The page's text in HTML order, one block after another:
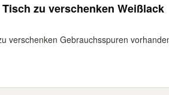
zu verschenken Weißlack
verschenken Gebrauchsspuren